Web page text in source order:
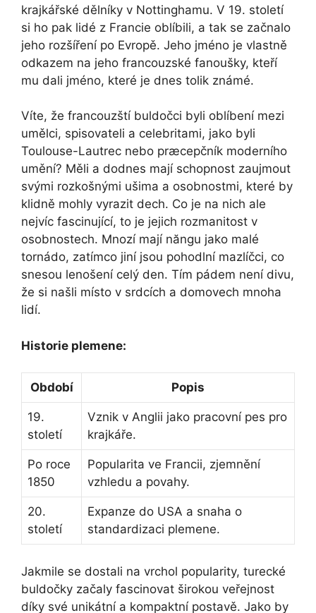
krajkářské dělníky v Nottinghamu. V 19. století
si ho pak lidé ‍z‍ Francie oblíbili, ⁢a tak‍ se začnalo
jeho rozšíření‌ po ‌Evropě. Jeho jméno je vlastně
odkazem ‍na jeho francouzské fanoušky, kteří
mu dali jméno, které je‌ dnes tolik známé.
Víte, že francouzští⁤ buldočci byli oblíbení ⁢mezi
umělci, spisovateli a ⁣celebritami, jako byli
Toulouse-Lautrec nebo præcepčník moderního
umění? Měli a ⁣dodnes mají ‍schopnost zaujmout
svými ‌rozkošnými ušima a osobnostmi, které by
klidně mohly ⁢vyrazit dech. Co ⁤je na nich ale
nejvíc fascinující, to je jejich ⁣rozmanitost v
osobnostech. Mnozí mají năngu jako malé
tornádo, ‌zatímco jiní jsou pohodlní mazlíčci, co
snesou lenošení celý den. Tím pádem není‍ divu,
že si našli místo ⁣v srdcích a domovech mnoha
lidí.
Historie plemene:
Období Popis
19.
století
Vznik v Anglii jako pracovní pes pro
krajkáře.
Po roce
1850
Popularita ve Francii, zjemnění
vzhledu​ a povahy.
20.
století
Expanze do USA a⁤ snaha o‍
standardizaci plemene.
Jakmile se dostali ⁤na vrchol popularity, turecké
buldočky začaly fascinovat širokou veřejnost
díky své unikátní a kompaktní postavě. Jako by